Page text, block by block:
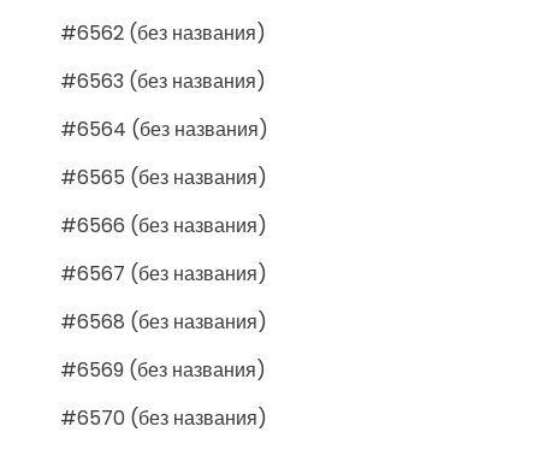
#6562 (без названия)
#6563 (без названия)
#6564 (без названия)
#6565 (без названия)
#6566 (без названия)
#6567 (без названия)
#6568 (без названия)
#6569 (без названия)
#6570 (без названия)